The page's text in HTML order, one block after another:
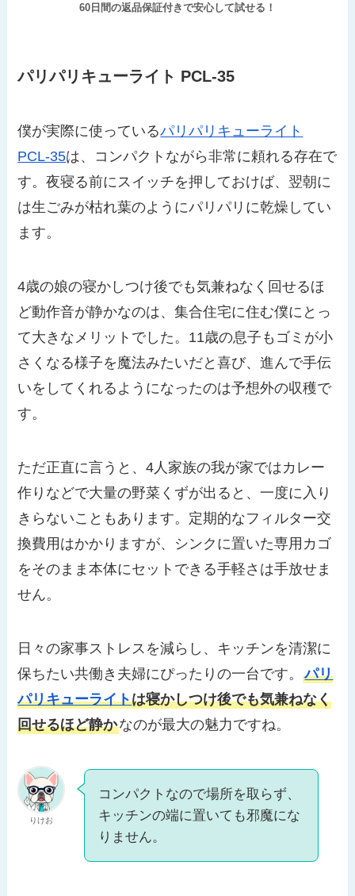
60日間の返品保証付きで安心して試せる！
パリパリキューライト PCL-35
僕が実際に使っているパリパリキューライト
PCL-35は、コンパクトながら非常に頼れる存在で
す。夜寝る前にスイッチを押しておけば、翌朝に
は生ごみが枯れ葉のようにパリパリに乾燥してい
ます。
4歳の娘の寝かしつけ後でも気兼ねなく回せるほ
ど動作音が静かなのは、集合住宅に住む僕にとっ
て大きなメリットでした。11歳の息子もゴミが小
さくなる様子を魔法みたいだと喜び、進んで手伝
いをしてくれるようになったのは予想外の収穫で
す。
ただ正直に言うと、4人家族の我が家ではカレー
作りなどで大量の野菜くずが出ると、一度に入り
きらないこともあります。定期的なフィルター交
換費用はかかりますが、シンクに置いた専用カゴ
をそのまま本体にセットできる手軽さは手放せま
せん。
日々の家事ストレスを減らし、キッチンを清潔に
保ちたい共働き夫婦にぴったりの一台です。パリ
パリキューライトは寝かしつけ後でも気兼ねなく
回せるほど静かなのが最大の魅力ですね。
りけお
コンパクトなので場所を取らず、
キッチンの端に置いても邪魔にな
りません。